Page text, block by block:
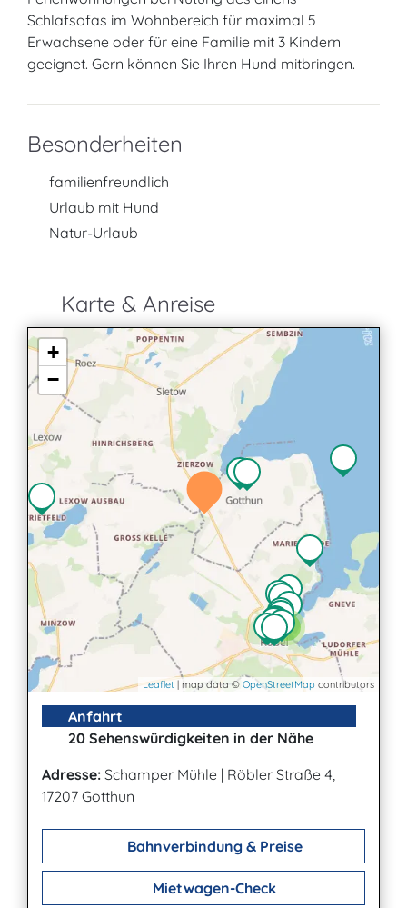
Schlafsofas im Wohnbereich für maximal 5
Erwachsene oder für eine Familie mit 3 Kindern
geeignet. Gern können Sie Ihren Hund mitbringen.
Besonderheiten
familienfreundlich
Urlaub mit Hund
Natur-Urlaub
Karte & Anreise
3
+
−
Leaflet | map data © OpenStreetMap contributors
Anfahrt
20 Sehenswürdigkeiten in der Nähe
Adresse: Schamper Mühle | Röbler Straße 4,
17207 Gotthun
Bahnverbindung & Preise
Mietwagen-Check